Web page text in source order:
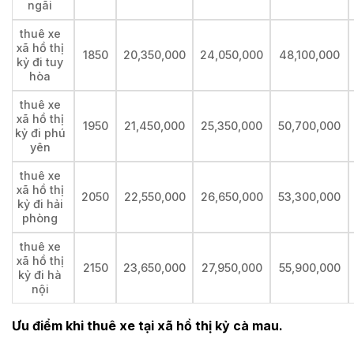
ngãi
thuê xe
xã hồ thị
kỷ đi tuy
hòa
1850 20,350,000 24,050,000 48,100,000
thuê xe
xã hồ thị
kỷ đi phú
yên
1950 21,450,000 25,350,000 50,700,000
thuê xe
xã hồ thị
kỷ đi hải
phòng
2050 22,550,000 26,650,000 53,300,000
thuê xe
xã hồ thị
kỷ đi hà
nội
2150 23,650,000 27,950,000 55,900,000
Ưu điểm khi thuê xe tại xã hồ thị kỷ cà mau.